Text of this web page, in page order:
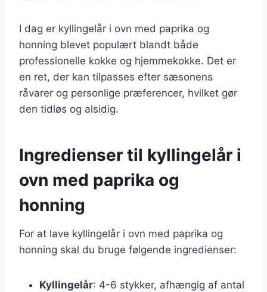
I dag er kyllingelår i ovn med paprika og
honning blevet populært blandt både
professionelle kokke og hjemmekokke. Det er
en ret, der kan tilpasses efter sæsonens
råvarer og personlige præferencer, hvilket gør
den tidløs og alsidig.
Ingredienser til kyllingelår i
ovn med paprika og
honning
For at lave kyllingelår i ovn med paprika og
honning skal du bruge følgende ingredienser:
Kyllingelår: 4-6 stykker, afhængig af antal